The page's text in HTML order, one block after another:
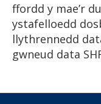
ffordd y mae’r
ystafelloedd
llythrennedd
gwneud data